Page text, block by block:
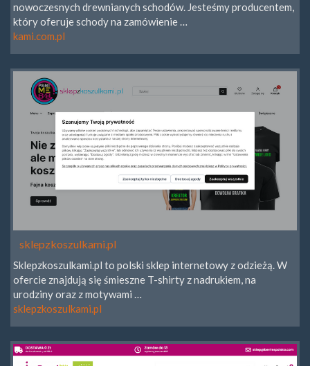
nowoczesnych drewnianych schodów. Jesteśmy producentem,
który oferuje schody na zamówienie …
kami.com.pl
sklepzkoszulkami.pl
Sklepzkoszulkami.pl to polski sklep internetowy z odzieżą. W
ofercie znajdują się śmieszne T-shirty z nadrukiem, na
urodziny oraz z motywami …
sklepzkoszulkami.pl